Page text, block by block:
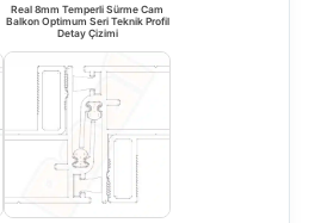
Real 8mm Temperli Sürme Cam
Balkon Optimum Seri Teknik Profil
Detay Çizimi